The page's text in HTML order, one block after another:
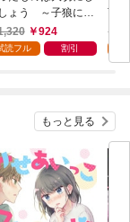
ょう ～子狼に気
られた男の転移物
924
読フル 割引
下
冒
もっと見る